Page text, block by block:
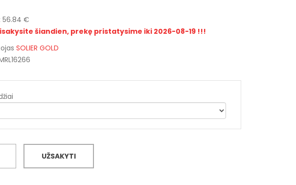
56.84 €
šiandien, prekę pristatysime iki 2026-08-19 !!!
SOLIER GOLD
UŽSAKYTI